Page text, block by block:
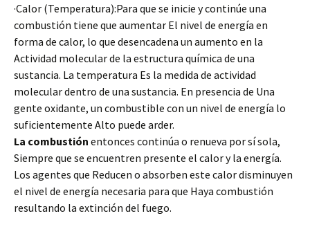
·Calor (Temperatura):Para que se inicie y continúe una
combustión tiene que aumentar El nivel de energía en
forma de calor, lo que desencadena un aumento en la
Actividad molecular de la estructura química de una
sustancia. La temperatura Es la medida de actividad
molecular dentro de una sustancia. En presencia de Una
gente oxidante, un combustible con un nivel de energía lo
suficientemente Alto puede arder.
La combustión entonces continúa o renueva por sí sola,
Siempre que se encuentren presente el calor y la energía.
Los agentes que Reducen o absorben este calor disminuyen
el nivel de energía necesaria para que Haya combustión
resultando la extinción del fuego.